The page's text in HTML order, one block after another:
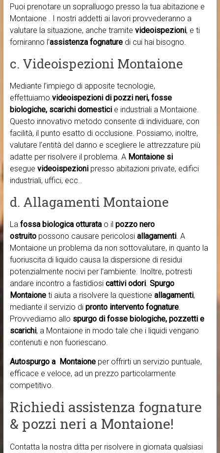
Puoi prenotare un sopralluogo presso la tua abitazione e
Montaione . I nostri addetti ai lavori provvederanno a
valutare la situazione, anche tramite videoispezioni, e ti
forniranno l’assistenza fognaturedi cui hai bisogno.
c. Videoispezioni Montaione
Mediante l’impiego di apposite tecnologie,
effettuiamo videoispezioni di pozzi neri, fosse
biologiche, scarichi domesticie industriali a Montaione.
Questo innovativo metodo consente di individuare, con
facilità, il punto esatto di occlusione. Possiamo, inoltre,
valutare l’entità del danno e scegliere le attrezzature più
adatte per risolvere il problema. A Montaione si
esegue videoispezionipresso abitazioni private, edifici
industriali, uffici, ecc..
d. Allagamenti Montaione
La fossa biologica otturatao il pozzo nero
ostruitopossono causare pericolosi allagamenti. A
Montaione un problema da non sottovalutare, in quanto la
fuoriuscita di liquido causa la dispersione di residui
potenzialmente nocivi per l’ambiente. Inoltre, potresti
andare incontro a fastidiosi cattivi odori. Spurgo
Montaione ti aiuta a risolvere la questione allagamenti,
mediante il servizio di pronto intervento fognature.
Provvediamo allo spurgo di fosse biologiche, pozzetti e
scarichi, a Montaione in modo tale che i liquidi vengano
contenuti e non fuoriescano.
Autospurgo a Montaione per offrirti un servizio puntuale,
efficace e veloce, ad un prezzo particolarmente
competitivo.
Richiedi assistenza fognature
& pozzi neri a Montaione!
Contatta la nostra ditta per risolvere in giornata qualsiasi